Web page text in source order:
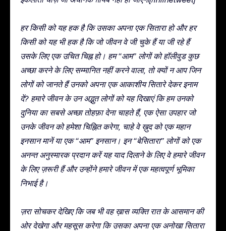
हर किसी को यह हक है कि उसका अपना एक सितारा हो और हर
किसी को यह भी हक है कि जो जीवन वे जी चुके हैं या जी रहे हैं
उसके लिए एक उचित चिह्न हो। हम “आम” लोगों को हॉलीवुड कुछ
अच्छा करने के लिए सम्मानित नहीं करने वाला, तो क्यों न आप जिन
लोगों को जानते हैं उनको अपना एक आकाशीय सितारे देकर इनाम
दें? हमारे जीवन के उन अद्भुत लोगों को यह दिखाएं कि हम उनको
दुनिया का सबसे अच्छा तोहफ़ा देना चाहते हैं, एक ऐसा उपहार जो
उनके जीवन को हमेशा चिह्नित करेगा, चाहे वे ख़ुद को एक महान
इनसान मानें या एक “आम” इनसान। इन “बेसितारा” लोगों को एक
अनन्त अनुस्मारक प्रदान करें यह याद दिलाने के लिए वे हमारे जीवन
के लिए ज़रूरी हैं और उन्होंने हमारे जीवन में एक महत्वपूर्ण भूमिका
निभाई है।
ज़रा सोचकर देखिए कि जब भी वह ख़ास व्यक्ति रात के आसमान की
ओर देखेगा और महसूस करेगा कि उसका अपना एक अनोखा सितारा